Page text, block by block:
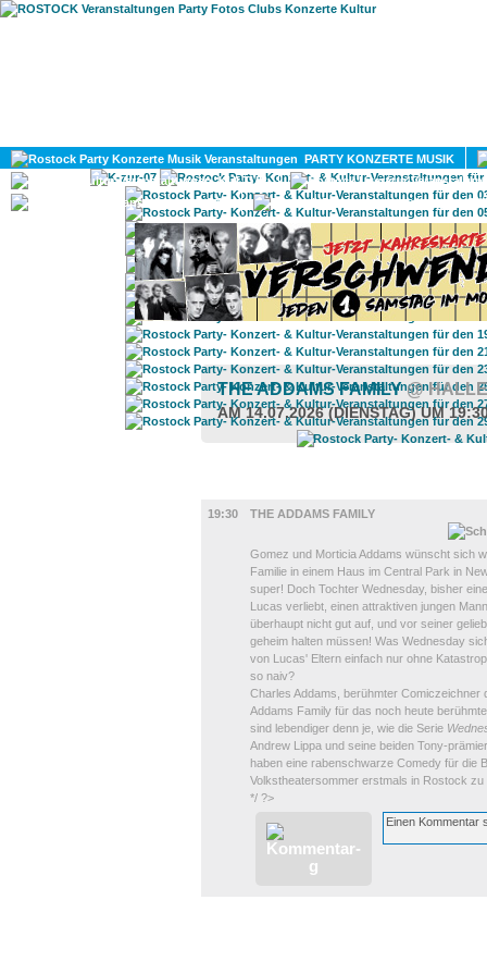
PARTY KONZERTE MUSIK
KULTUR
GAY
THE ADDAMS FAMILY@
AM 14.07.2026 (DIENSTAG) UM
19:30
THE ADDAMS FAMILY
Gomez und Morticia Addams wünscht sich
Familie in einem Haus im Central Park in
super! Doch Tochter Wednesday, bisher
Lucas verliebt, einen attraktiven jungen
überhaupt nicht gut auf, und vor seiner
geheim halten müssen! Was Wednesday
von Lucas' Eltern einfach nur ohne
so naiv?
Charles Addams, berühmter
Addams Family für das noch heute
sind lebendiger denn je, wie die Serie
Andrew Lippa und seine beiden Tony-
haben eine rabenschwarze Comedy für die
Volkstheatersommer erstmals in Rostock zu
*/ ?>